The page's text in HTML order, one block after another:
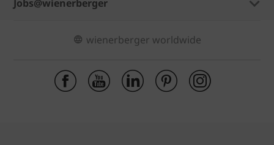
Jobs@wienerberger
wienerberger worldwide